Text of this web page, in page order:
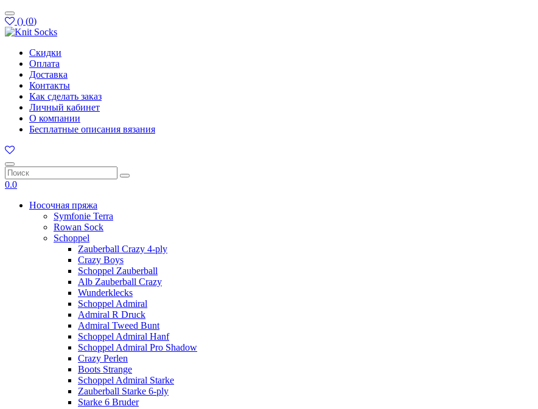
() (0)
Скидки
Оплата
Доставка
Контакты
Как сделать заказ
Личный кабинет
О компании
Бесплатные описания вязания
0.0
Носочная пряжа
Symfonie Terra
Rowan Sock
Schoppel
Zauberball Crazy 4-ply
Crazy Boys
Schoppel Zauberball
Alb Zauberball Crazy
Wunderklecks
Schoppel Admiral
Admiral R Druck
Admiral Tweed Bunt
Schoppel Admiral Hanf
Schoppel Admiral Pro Shadow
Crazy Perlen
Boots Strange
Schoppel Admiral Starke
Zauberball Starke 6-ply
Starke 6 Bruder